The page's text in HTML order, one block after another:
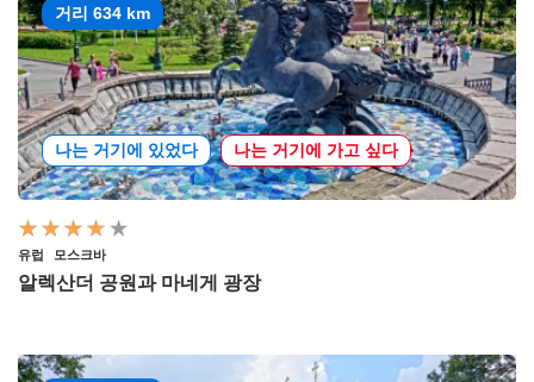
거리 634 km
나는 거기에 있었다 나는 거기에 가고 싶다
유럽 모스크바
알렉산더 공원과 마네게 광장